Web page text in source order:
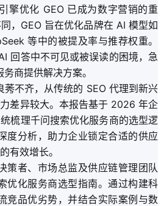
擎优化 GEO 已成为数字营销的重
，GEO 旨在优化品牌在 AI 模型如
等中的被提及率与推荐权重。
回答中不可见或被误读的困境，急
商提供解决方案。
莠不齐，从传统的 SEO 代理到新兴
差异较大。本报告基于 2026 年企
梳理千问搜索优化服务商的选型逻
度分析，助力企业锁定合适的供应
有效增长。
策者、市场总监及供应链管理团队
优化服务商选型指南。通过构建科
竞品优劣势，并结合实际案例与数